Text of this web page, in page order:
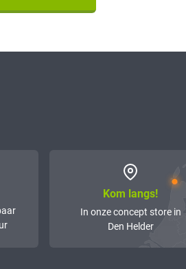
Kom langs!
In onze concept store in
Den Helder